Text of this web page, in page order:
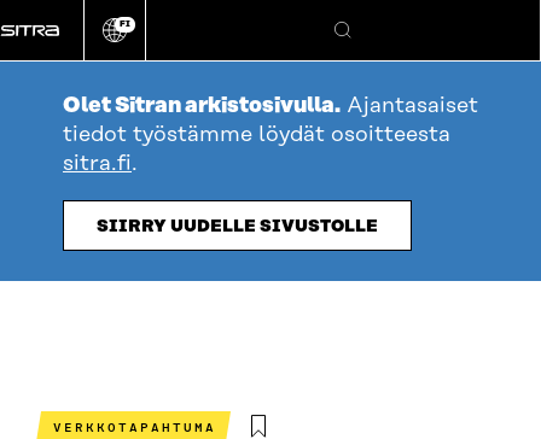
suoraan
sisältöön
Vaihda
kieli
FI
Hae
Olet Sitran arkistosivulla. Ajantasaiset
tiedot työstämme löydät osoitteesta
sitra.fi.
SIIRRY UUDELLE SIVUSTOLLE
VERKKOTAPAHTUMA